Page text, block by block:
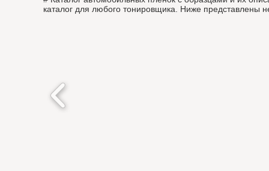
каталог для любого тонировщика. Ниже представлены